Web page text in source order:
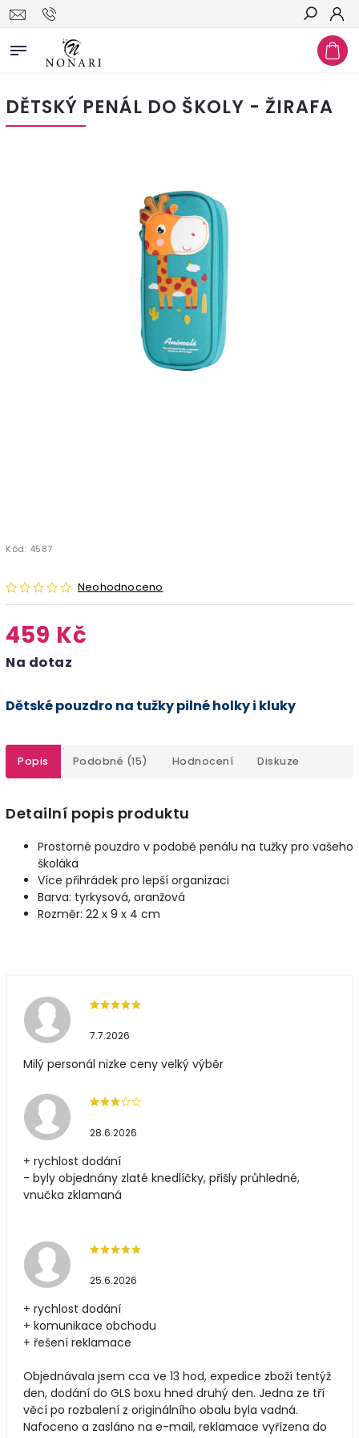
Hledat
DĚTSKÝ PENÁL DO ŠKOLY - ŽIRAFA
Kód: 4587
Neohodnoceno
459 Kč
Na dotaz
Dětské pouzdro na tužky pilné holky i kluky
Popis Podobné (15) Hodnocení Diskuze
Detailní popis produktu
Prostorné pouzdro v podobě penálu na tužky pro vašeho
školáka
Více přihrádek pro lepší organizaci
Barva: tyrkysová, oranžová
Rozměr: 22 x 9 x 4 cm
7.7.2026
Milý personál nizke ceny velký výběr
28.6.2026
+ rychlost dodání
- byly objednány zlaté knedlíčky, přišly průhledné,
vnučka zklamaná
25.6.2026
+ rychlost dodání
+ komunikace obchodu
+ řešení reklamace
Objednávala jsem cca ve 13 hod, expedice zboží tentýž
den, dodání do GLS boxu hned druhý den. Jedna ze tří
věcí po rozbalení z originálního obalu byla vadná.
Nafoceno a zasláno na e-mail, reklamace vyřízena do